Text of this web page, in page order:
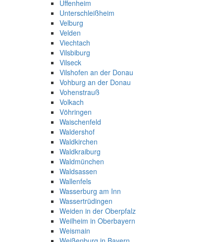
Uffenheim
Unterschleißheim
Velburg
Velden
Viechtach
Vilsbiburg
Vilseck
Vilshofen an der Donau
Vohburg an der Donau
Vohenstrauß
Volkach
Vöhringen
Waischenfeld
Waldershof
Waldkirchen
Waldkraiburg
Waldmünchen
Waldsassen
Wallenfels
Wasserburg am Inn
Wassertrüdingen
Weiden in der Oberpfalz
Weilheim in Oberbayern
Weismain